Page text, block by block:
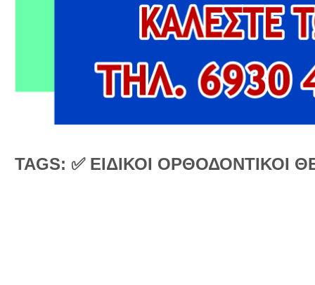
TAGS: ✅ ΕΙΔΙΚΟΙ ΟΡΘΟΔΟΝΤΙΚΟΙ